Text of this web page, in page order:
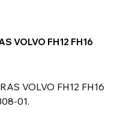
VOLVO FH12 FH16
VOLVO FH12 FH16
01.